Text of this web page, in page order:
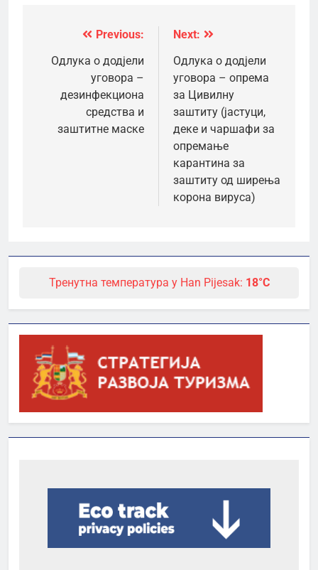
Кретање
чланка
Previous:
Одлука о додјели
уговора –
дезинфекциона
средства и
заштитне маске
Next:
Одлука о додјели
уговора – опрема
за Цивилну
заштиту (јастуци,
деке и чаршафи за
опремање
карантина за
заштиту од ширења
корона вируса)
Тренутна температура у Han Pijesak: 18°C